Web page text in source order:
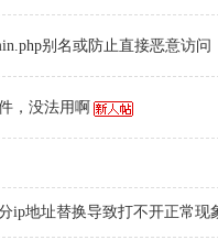
别名或防止直接恶意访
，没法用啊
ip地址替换导致打不开正常现